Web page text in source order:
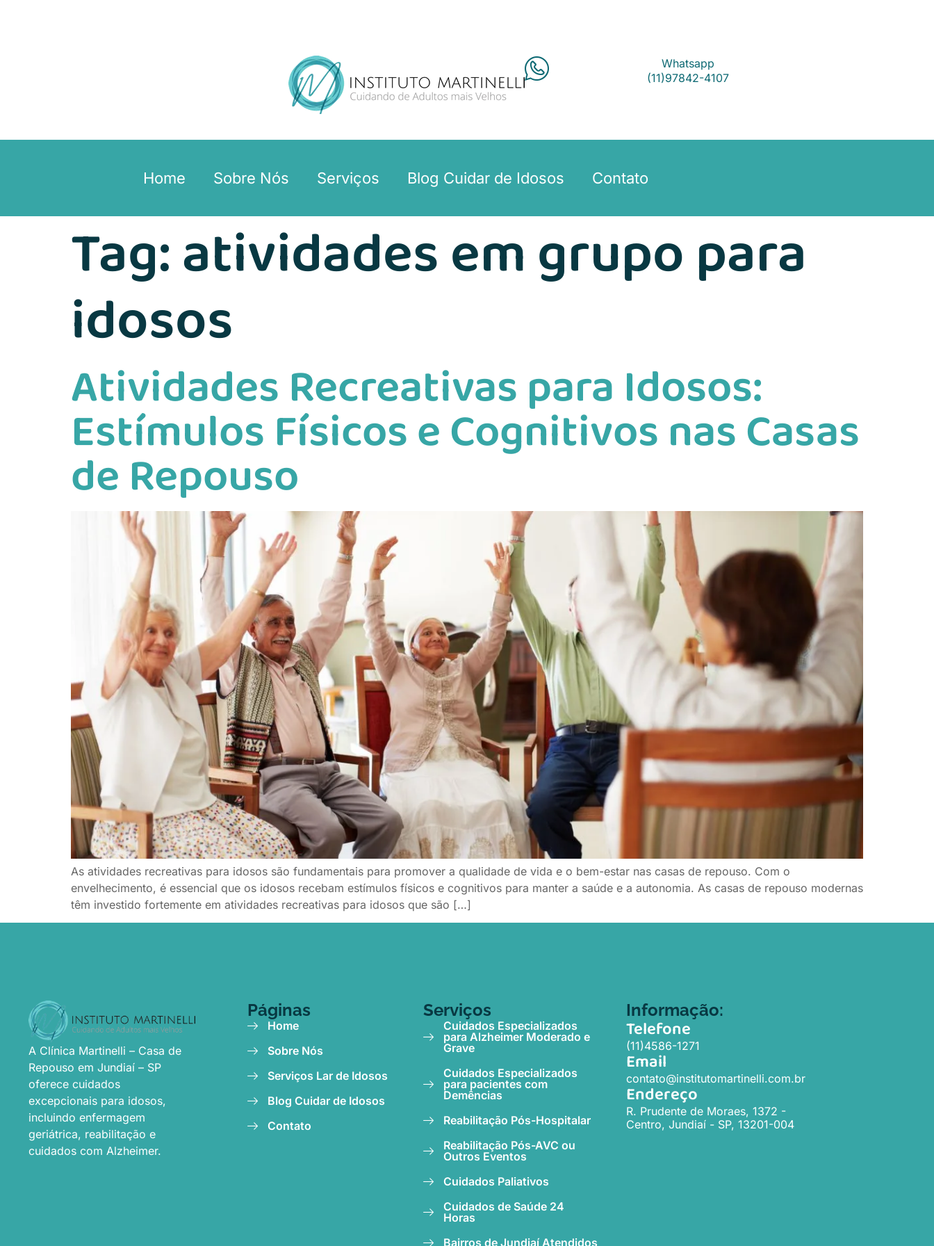
Whatsapp
(11)97842-4107
Home Sobre Nós Serviços Blog Cuidar de Idosos Contato
Tag:atividades em grupo para
idosos
Atividades Recreativas para Idosos:
Estímulos Físicos e Cognitivos nas Casas
de Repouso
As atividades recreativas para idosos são fundamentais para promover a qualidade de vida e o bem-estar nas casas de repouso. Com o
envelhecimento, é essencial que os idosos recebam estímulos físicos e cognitivos para manter a saúde e a autonomia. As casas de repouso modernas
têm investido fortemente em atividades recreativas para idosos que são […]
A Clínica Martinelli – Casa de
Repouso em Jundiaí – SP
oferece cuidados
excepcionais para idosos,
incluindo enfermagem
geriátrica, reabilitação e
cuidados com Alzheimer.
Páginas
Home
Sobre Nós
Serviços Lar de Idosos
Blog Cuidar de Idosos
Contato
Serviços
Cuidados Especializados
para Alzheimer Moderado e
Grave
Cuidados Especializados
para pacientes com
Demências
Reabilitação Pós-Hospitalar
Reabilitação Pós-AVC ou
Outros Eventos
Cuidados Paliativos
Cuidados de Saúde 24
Horas
Bairros de Jundiaí Atendidos
Informação:
Telefone
(11)4586-1271
Email
contato@institutomartinelli.com.br
Endereço
R. Prudente de Moraes, 1372 -
Centro, Jundiaí - SP, 13201-004